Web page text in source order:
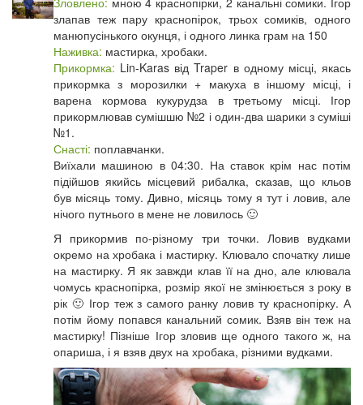
злапав теж пару краснопірок, трьох сомиків, одного
манюпусінького окунця, і одного линка грам на 150
Наживка: мастирка, хробаки.
Прикормка: Lin-Karas від Traper в одному місці, якась
прикормка з морозилки + макуха в іншому місці, і
варена кормова кукурудза в третьому місці. Ігор
прикормлював сумішшю №2 і один-два шарики з суміші
№1.
Снасті: поплавчанки.
Виїхали машиною в 04:30. На ставок крім нас потім
підійшов якийсь місцевий рибалка, сказав, що кльов
був місяць тому. Дивно, місяць тому я тут і ловив, але
нічого путнього в мене не ловилось 🙂
Я прикормив по-різному три точки. Ловив вудками
окремо на хробака і мастирку. Клювало спочатку лише
на мастирку. Я як завжди клав її на дно, але клювала
чомусь краснопірка, розмір якої не змінюється з року в
рік 🙂 Ігор теж з самого ранку ловив ту краснопірку. А
потім йому попався канальний сомик. Взяв він теж на
мастирку! Пізніше Ігор зловив ще одного такого ж, на
опариша, і я взяв двух на хробака, різними вудками.